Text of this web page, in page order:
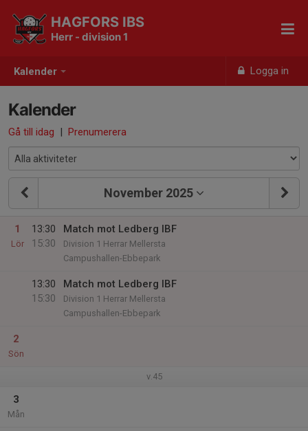
Kalender Logga in
HAGFORS IBS
Herr - division 1
Kalender
Gå till idag | Prenumerera
November 2025
1
Lör
13:30
15:30
Match mot Ledberg IBF
Division 1 Herrar Mellersta
Campushallen-Ebbepark
13:30
15:30
Match mot Ledberg IBF
Division 1 Herrar Mellersta
Campushallen-Ebbepark
2
Sön
v.45
3
Mån